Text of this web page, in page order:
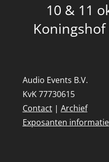
10 & 11
Audio Events B.V.
KvK 77730615
Contact| Archief
Exposanten informatie